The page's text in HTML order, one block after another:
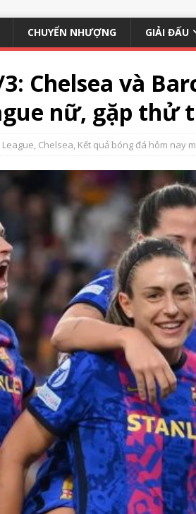
CHUYỂN NHƯỢNG GIẢI ĐẤU
Chelsea và
nữ, gặp thử
, Chelsea, Kết quả bóng đá hôm nay